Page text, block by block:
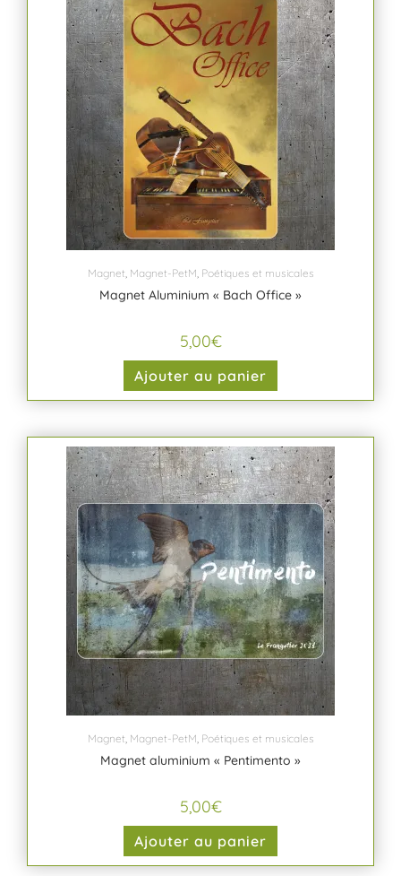
Magnet Magnet-PetM Poétiques et musicales
Magnet Aluminium « Bach Office »
5,00€
Ajouter au panier
Magnet Magnet-PetM Poétiques et musicales
Magnet aluminium « Pentimento »
5,00€
Ajouter au panier